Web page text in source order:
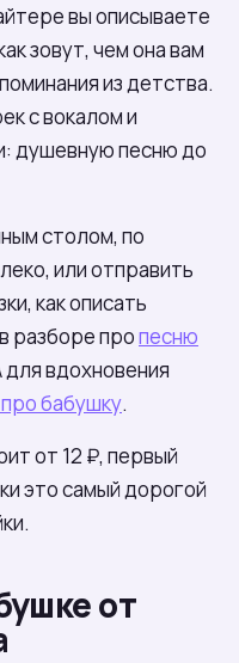
вы описываете
зовут, чем она вам
из детства.
с вокалом и
душевную песню до
столом, по
или отправить
как описать
разборе пропесню
для вдохновения
бабушку.
от 12 ₽, первый
это самый дорогой
от